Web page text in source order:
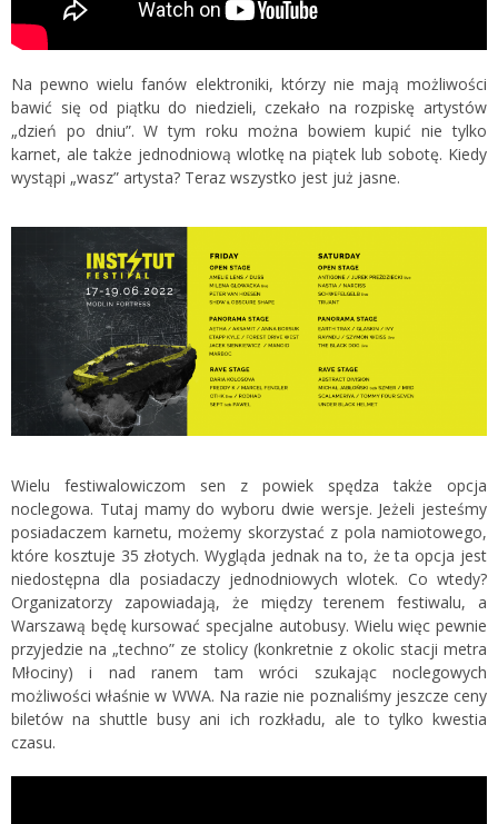
Na pewno wielu fanów elektroniki, którzy nie mają możliwości
bawić się od piątku do niedzieli, czekało na rozpiskę artystów
„dzień po dniu”. W tym roku można bowiem kupić nie tylko
karnet, ale także jednodniową wlotkę na piątek lub sobotę. Kiedy
wystąpi „wasz” artysta? Teraz wszystko jest już jasne.
Wielu festiwalowiczom sen z powiek spędza także opcja
noclegowa. Tutaj mamy do wyboru dwie wersje. Jeżeli jesteśmy
posiadaczem karnetu, możemy skorzystać z pola namiotowego,
które kosztuje 35 złotych. Wygląda jednak na to, że ta opcja jest
niedostępna dla posiadaczy jednodniowych wlotek. Co wtedy?
Organizatorzy zapowiadają, że między terenem festiwalu, a
Warszawą będę kursować specjalne autobusy. Wielu więc pewnie
przyjedzie na „techno” ze stolicy (konkretnie z okolic stacji metra
Młociny) i nad ranem tam wróci szukając noclegowych
możliwości właśnie w WWA. Na razie nie poznaliśmy jeszcze ceny
biletów na shuttle busy ani ich rozkładu, ale to tylko kwestia
czasu.